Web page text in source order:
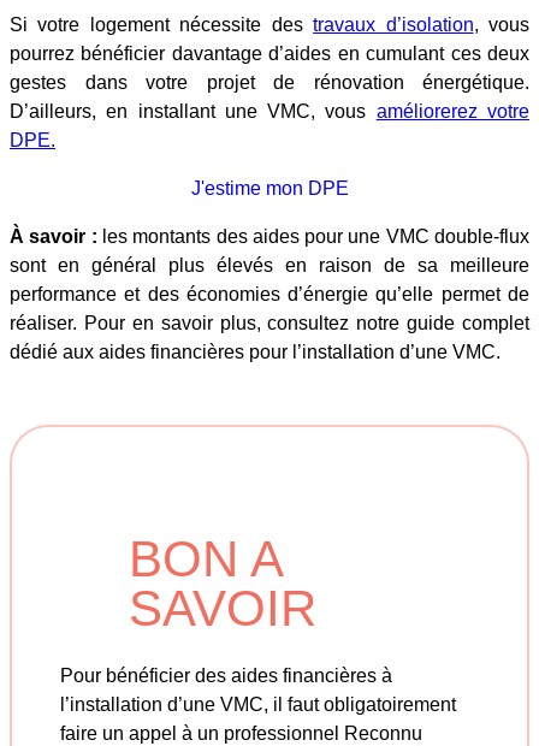
Si votre logement nécessite destravaux d’isolation, vous
pourrez bénéficier davantage d’aides en cumulant ces deux
gestes dans votre projet de rénovation énergétique.
D’ailleurs, en installant une VMC, vous améliorerez votre
DPE.
J'estime mon DPE
À savoir : les montants des aides pour une VMC double-flux
sont en général plus élevés en raison de sa meilleure
performance et des économies d’énergie qu’elle permet de
réaliser. Pour en savoir plus, consultez notre guide complet
dédié aux aides financières pour l’installation d’une VMC.
BON A
SAVOIR
Pour bénéficier des aides financières à
l’installation d’une VMC, il faut obligatoirement
faire un appel à un professionnel Reconnu